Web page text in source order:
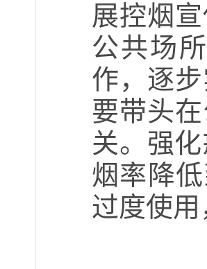
展控烟
公共场
作，逐
要带头
关。强
烟率降
过度使